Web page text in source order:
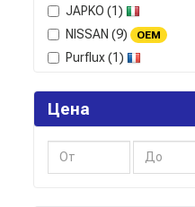
JAPKO (1)
NISSAN (9) OEM
Purflux(1)
Цена